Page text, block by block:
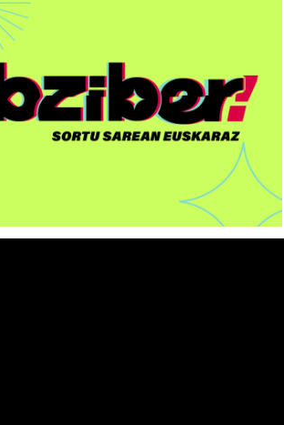
Summit 2026” ekitaldia
egingo dute Bilbon